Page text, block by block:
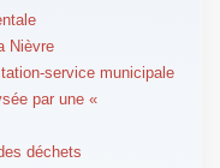
Nièvre
service municipale
par une «
déchets